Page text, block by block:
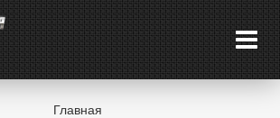
Главная